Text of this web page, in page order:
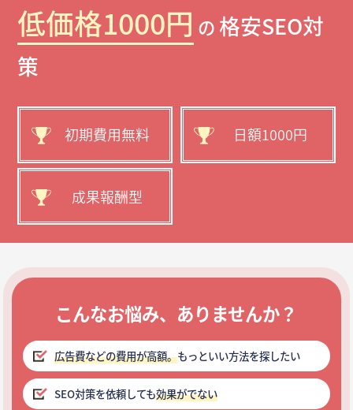
低価格1000円 の 格安SEO対
策
初期費用無料 日額1000円
成果報酬型
こんなお悩み、ありませんか？
広告費などの費用が高額。もっといい方法を探したい
SEO対策を依頼しても効果がでない